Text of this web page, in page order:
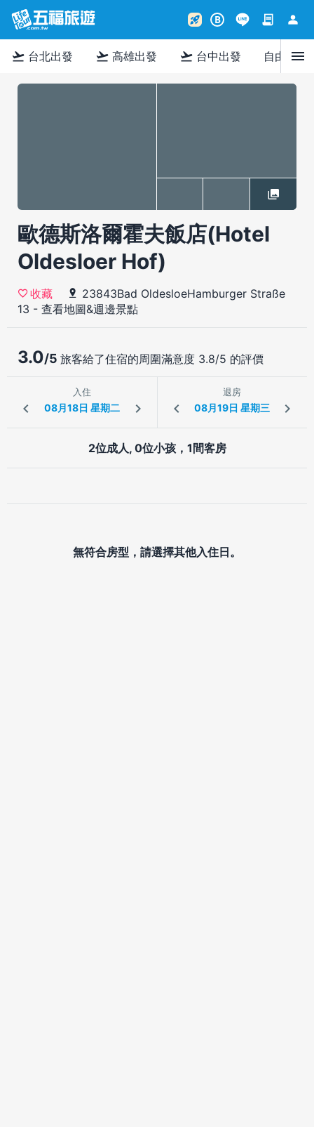
rocket_launch B contract person
flight_takeoff 台北出發 flight_takeoff 高雄出發 flight_takeoff 台中出發 自由行menu
歐德斯洛爾霍夫飯店(Hotel
Oldesloer Hof)
收藏
23843Bad OldesloeHamburger Straße
13 - 查看地圖&週邊景點
3.0/5 旅客給了住宿的周圍滿意度 3.8/5 的評價
入住 退房
2位成人, 0位小孩，1間客房
無符合房型，請選擇其他入住日。